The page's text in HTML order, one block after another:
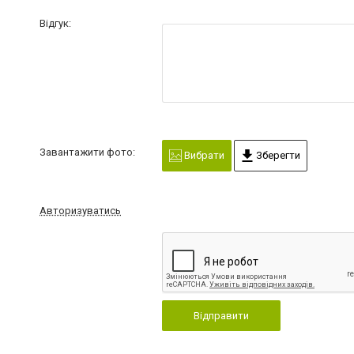
Відгук:
Завантажити фото: Вибрати Зберегти
Авторизуватись
Відправити